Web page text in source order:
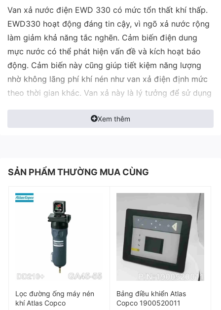
Van xả nước điện EWD 330 có mức tổn thất khí thấp.
EWD330 hoạt động đáng tin cậy, vì ngõ xả nước rộng
làm giảm khả năng tắc nghẽn. Cảm biến điện dung
mực nước có thể phát hiện vấn đề và kích hoạt báo
động. Cảm biến này cũng giúp tiết kiệm năng lượng
nhờ không lãng phí khí nén như van xả điện định mức
theo thời gian khác. Van xả này là lý tưởng để sử dụng
không khí lên đến 1835 CFM.
quy đổi vui lòng liên hệ kĩ thuật để được trợ giúp.
Thông số kĩ thuật
Operating PSI: 232
Voltage Type: Single Phase Air Compressors
Lead Time: 4
LxWxH (Inches): 8.3 x 3.7 x 6.4
Xem thêm
SẢN PHẨM THƯỜNG MUA CÙNG
Lọc đường ống máy nén
khí Atlas Copco
Bảng điều khiển Atlas
Copco 1900520011